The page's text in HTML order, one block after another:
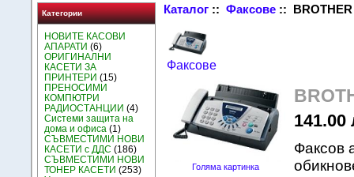
Категории
НОВИТЕ КАСОВИ
АПАРАТИ (6)
ОРИГИНАЛНИ
КАСЕТИ ЗА
ПРИНТЕРИ (15)
ПРЕНОСИМИ
КОМПЮТРИ
РАДИОСТАНЦИИ (4)
Системи защита на
дома и офиса (1)
СЪВМЕСТИМИ НОВИ
КАСЕТИ с ДДС (186)
СЪВМЕСТИМИ НОВИ
ТОНЕР КАСЕТИ (253)
Каталог ::Факсове :: BROTHER
Факсове
Голяма картинка
141.00
Факсов